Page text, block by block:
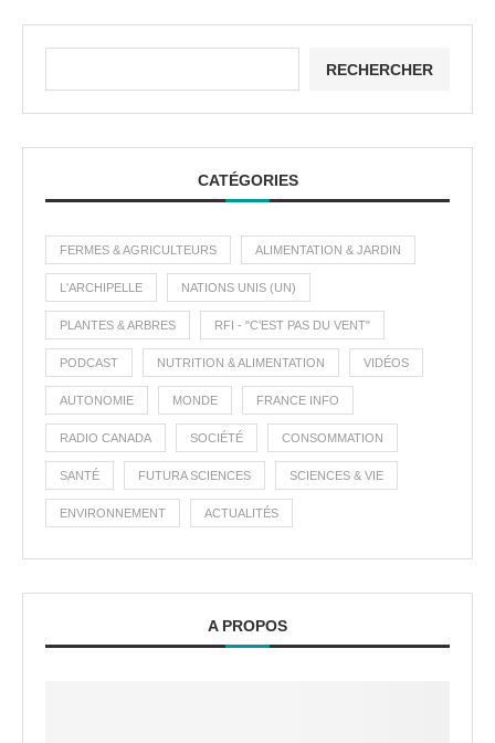
RECHERCHER
CATÉGORIES
FERMES & AGRICULTEURS ALIMENTATION & JARDIN
L'ARCHIPELLE NATIONS UNIS (UN)
PLANTES & ARBRES RFI - "C'EST PAS DU VENT"
PODCAST NUTRITION & ALIMENTATION VIDÉOS
AUTONOMIE MONDE FRANCE INFO
RADIO CANADA SOCIÉTÉ CONSOMMATION
SANTÉ FUTURA SCIENCES SCIENCES & VIE
ENVIRONNEMENT ACTUALITÉS
A PROPOS